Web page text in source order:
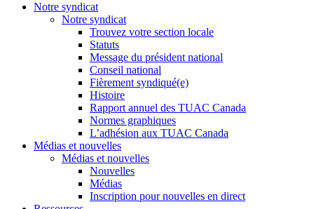
Notre syndicat
Notre syndicat
Trouvez votre section locale
Statuts
Message du président national
Conseil national
Fièrement syndiqué(e)
Histoire
Rapport annuel des TUAC Canada
Normes graphiques
L’adhésion aux TUAC Canada
Médias et nouvelles
Médias et nouvelles
Nouvelles
Médias
Inscription pour nouvelles en direct